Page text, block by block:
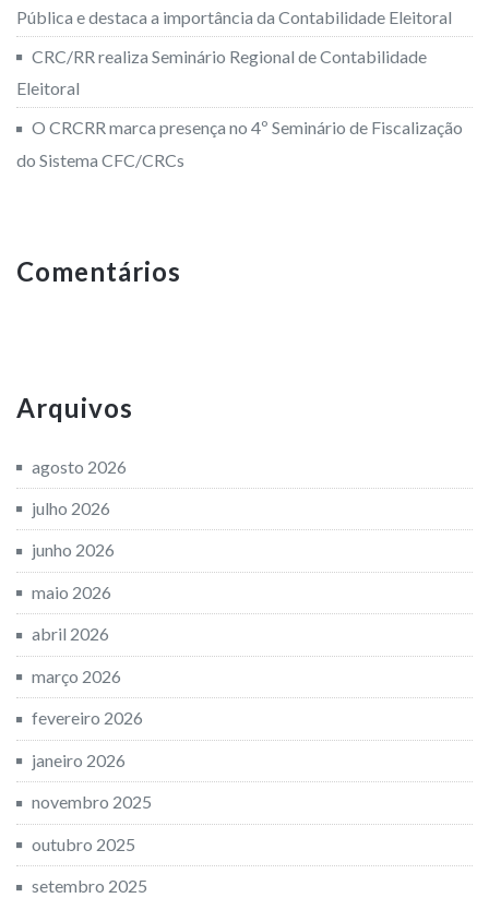
Pública e destaca a importância da Contabilidade Eleitoral
CRC/RR realiza Seminário Regional de Contabilidade
Eleitoral
O CRCRR marca presença no 4º Seminário de Fiscalização
do Sistema CFC/CRCs
Comentários
Arquivos
agosto 2026
julho 2026
junho 2026
maio 2026
abril 2026
março 2026
fevereiro 2026
janeiro 2026
novembro 2025
outubro 2025
setembro 2025